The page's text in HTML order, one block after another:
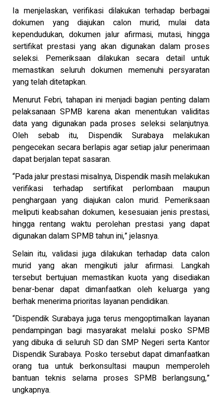
Ia menjelaskan, verifikasi dilakukan terhadap berbagai
dokumen yang diajukan calon murid, mulai data
kependudukan, dokumen jalur afirmasi, mutasi, hingga
sertifikat prestasi yang akan digunakan dalam proses
seleksi. Pemeriksaan dilakukan secara detail untuk
memastikan seluruh dokumen memenuhi persyaratan
yang telah ditetapkan.
Menurut Febri, tahapan ini menjadi bagian penting dalam
pelaksanaan SPMB karena akan menentukan validitas
data yang digunakan pada proses seleksi selanjutnya.
Oleh sebab itu, Dispendik Surabaya melakukan
pengecekan secara berlapis agar setiap jalur penerimaan
dapat berjalan tepat sasaran.
“Pada jalur prestasi misalnya, Dispendik masih melakukan
verifikasi terhadap sertifikat perlombaan maupun
penghargaan yang diajukan calon murid. Pemeriksaan
meliputi keabsahan dokumen, kesesuaian jenis prestasi,
hingga rentang waktu perolehan prestasi yang dapat
digunakan dalam SPMB tahun ini,” jelasnya.
Selain itu, validasi juga dilakukan terhadap data calon
murid yang akan mengikuti jalur afirmasi. Langkah
tersebut bertujuan memastikan kuota yang disediakan
benar-benar dapat dimanfaatkan oleh keluarga yang
berhak menerima prioritas layanan pendidikan.
“Dispendik Surabaya juga terus mengoptimalkan layanan
pendampingan bagi masyarakat melalui posko SPMB
yang dibuka di seluruh SD dan SMP Negeri serta Kantor
Dispendik Surabaya. Posko tersebut dapat dimanfaatkan
orang tua untuk berkonsultasi maupun memperoleh
bantuan teknis selama proses SPMB berlangsung,”
ungkapnya.